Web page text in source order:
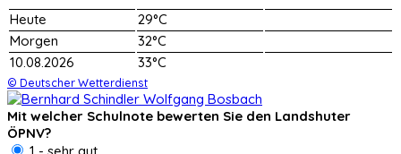
Heute
29°C
Morgen
32°C
10.08.2026
33°C
© Deutscher Wetterdienst
Mit welcher Schulnote bewerten Sie den Landshuter
ÖPNV?
1 - sehr gut